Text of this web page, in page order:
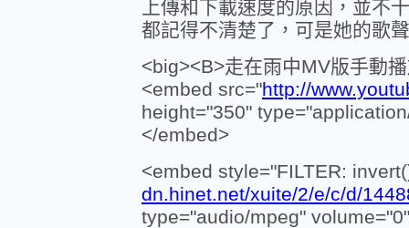
上傳和下載速度的原因，並不
都記得不清楚了，可是她的歌
<big><B>走在雨中MV版手動
<embed src="http://
height="350"
</embed>
<embed style="FILTER:
dn.hinet.net/xuite/2/e/c/d/
type="audio/mpeg"